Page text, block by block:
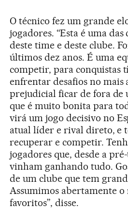
O técnico fez um grande
jogadores. “Esta é uma
deste time e deste clube.
últimos dez anos. É uma
competir, para conquistas
enfrentar desafios no mais
prejudicial ficar de fora de
que é muito bonita para
virá um jogo decisivo no
atual líder e rival direto, e
recuperar e competir.
jogadores que, desde a
vinham ganhando tudo.
de um clube que tem
Assumimos abertamente
favoritos”, disse.